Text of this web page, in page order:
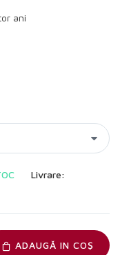
ani
Livrare:
ADAUGĂ IN COŞ